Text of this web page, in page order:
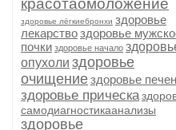
красотаомоложение
здоровье лёгкиебронхи здоровье
лекарствоздоровье
почки здоровье начало
опухоли здоровье
очищениездоровье
здоровье прическа
самодиагностикаанализы
здоровье